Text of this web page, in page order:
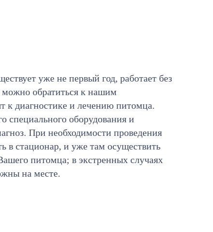
уже не первый год, работает без
обратиться к нашим
к диагностике и лечению питомца.
специального оборудования и
При необходимости проведения
в стационар, и уже там осуществить
питомца; в экстренных случаях
на месте.